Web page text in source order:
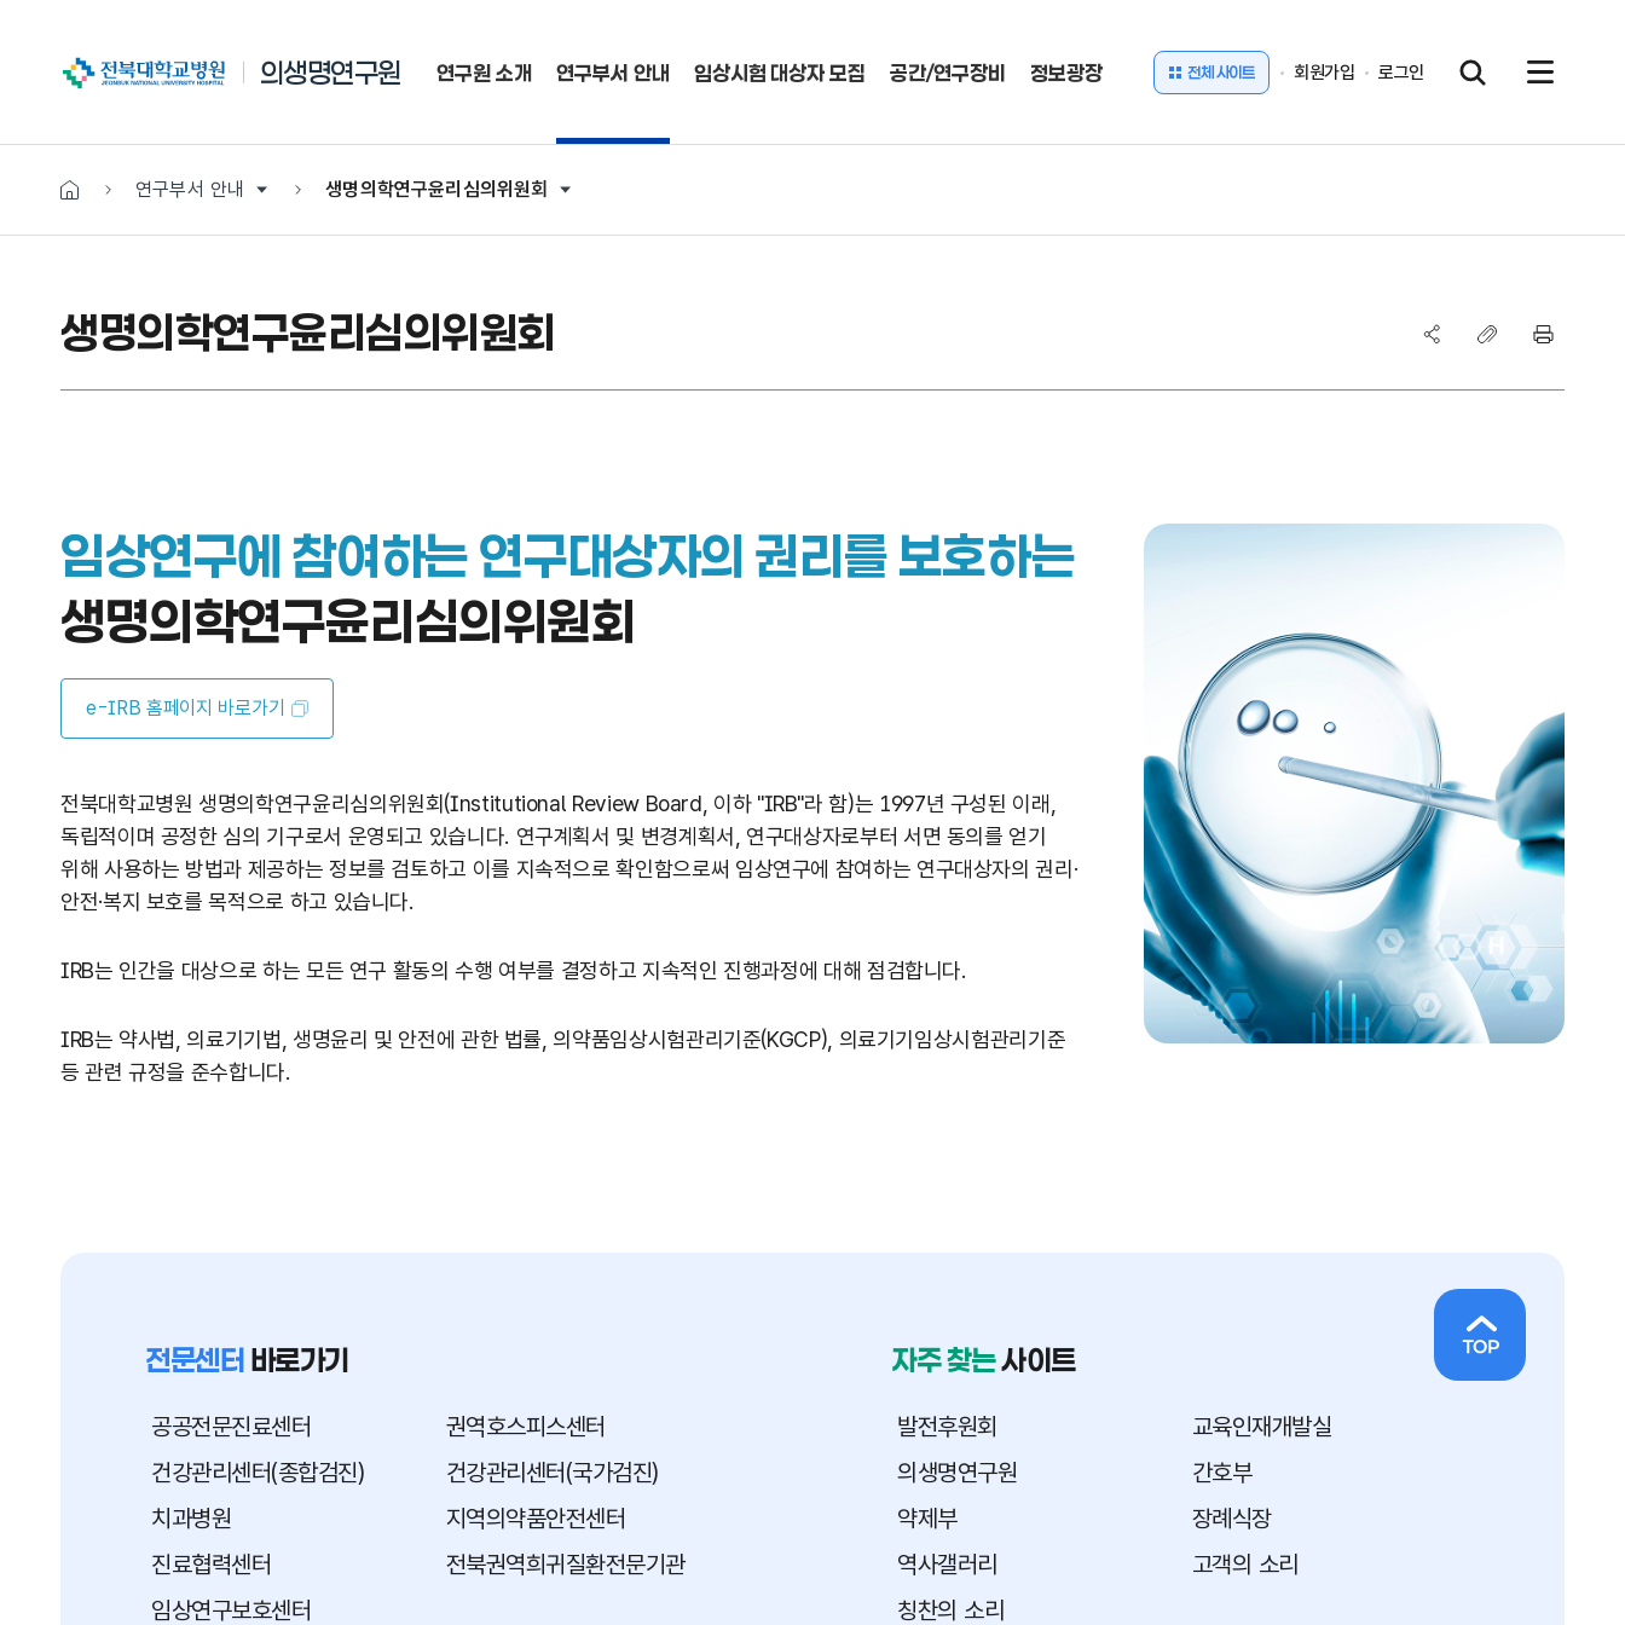
전북대학교병원 의생명연구원 전체 사이트 회원가입 로그인
연구원 소개 연구부서 안내 임상시험 대상자 모집 공간/연구장비 정보광장
연구부서 안내 생명의학연구윤리심의위원회
생명의학연구윤리심의위원회
임상연구에 참여하는 연구대상자의 권리를 보호하는
생명의학연구윤리심의위원회
e-IRB 홈페이지 바로가기
전북대학교병원 생명의학연구윤리심의위원회(Institutional Review Board, 이하 "IRB"라 함)는 1997년 구성된 이래,
독립적이며 공정한 심의 기구로서 운영되고 있습니다. 연구계획서 및 변경계획서, 연구대상자로부터 서면 동의를 얻기
위해 사용하는 방법과 제공하는 정보를 검토하고 이를 지속적으로 확인함으로써 임상연구에 참여하는 연구대상자의 권리·
안전·복지 보호를 목적으로 하고 있습니다.
IRB는 인간을 대상으로 하는 모든 연구 활동의 수행 여부를 결정하고 지속적인 진행과정에 대해 점검합니다.
IRB는 약사법, 의료기기법, 생명윤리 및 안전에 관한 법률, 의약품임상시험관리기준(KGCP), 의료기기임상시험관리기준
등 관련 규정을 준수합니다.
전문센터 바로가기
공공전문진료센터
권역호스피스센터
건강관리센터(종합검진)
건강관리센터(국가검진)
치과병원
지역의약품안전센터
진료협력센터
전북권역희귀질환전문기관
임상연구보호센터
자주 찾는사이트
발전후원회
교육인재개발실
의생명연구원
간호부
약제부
장례식장
역사갤러리
고객의 소리
칭찬의 소리